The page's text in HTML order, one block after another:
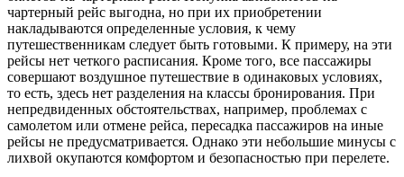
чартерный рейс выгодна, но при их приобретении
накладываются определенные условия, к чему
путешественникам следует быть готовыми. К примеру, на эти
рейсы нет четкого расписания. Кроме того, все пассажиры
совершают воздушное путешествие в одинаковых условиях,
то есть, здесь нет разделения на классы бронирования. При
непредвиденных обстоятельствах, например, проблемах с
самолетом или отмене рейса, пересадка пассажиров на иные
рейсы не предусматривается. Однако эти небольшие минусы с
лихвой окупаются комфортом и безопасностью при перелете.